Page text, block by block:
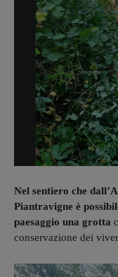
Nel sentiero che
Piantravigne è
paesaggio una grotta
conservazione dei